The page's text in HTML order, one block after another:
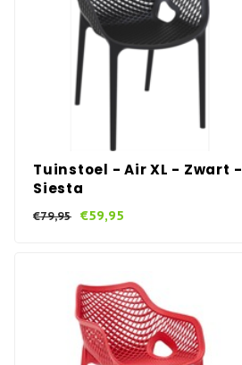
Tuinstoel - Air XL - Zwart -
Siesta
€79,95 €59,95